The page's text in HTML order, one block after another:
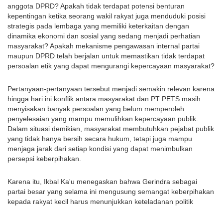
anggota DPRD? Apakah tidak terdapat potensi benturan
kepentingan ketika seorang wakil rakyat juga menduduki posisi
strategis pada lembaga yang memiliki keterkaitan dengan
dinamika ekonomi dan sosial yang sedang menjadi perhatian
masyarakat? Apakah mekanisme pengawasan internal partai
maupun DPRD telah berjalan untuk memastikan tidak terdapat
persoalan etik yang dapat mengurangi kepercayaan masyarakat?
Pertanyaan-pertanyaan tersebut menjadi semakin relevan karena
hingga hari ini konflik antara masyarakat dan PT PETS masih
menyisakan banyak persoalan yang belum memperoleh
penyelesaian yang mampu memulihkan kepercayaan publik.
Dalam situasi demikian, masyarakat membutuhkan pejabat publik
yang tidak hanya bersih secara hukum, tetapi juga mampu
menjaga jarak dari setiap kondisi yang dapat menimbulkan
persepsi keberpihakan.
Karena itu, Ikbal Ka'u menegaskan bahwa Gerindra sebagai
partai besar yang selama ini mengusung semangat keberpihakan
kepada rakyat kecil harus menunjukkan keteladanan politik